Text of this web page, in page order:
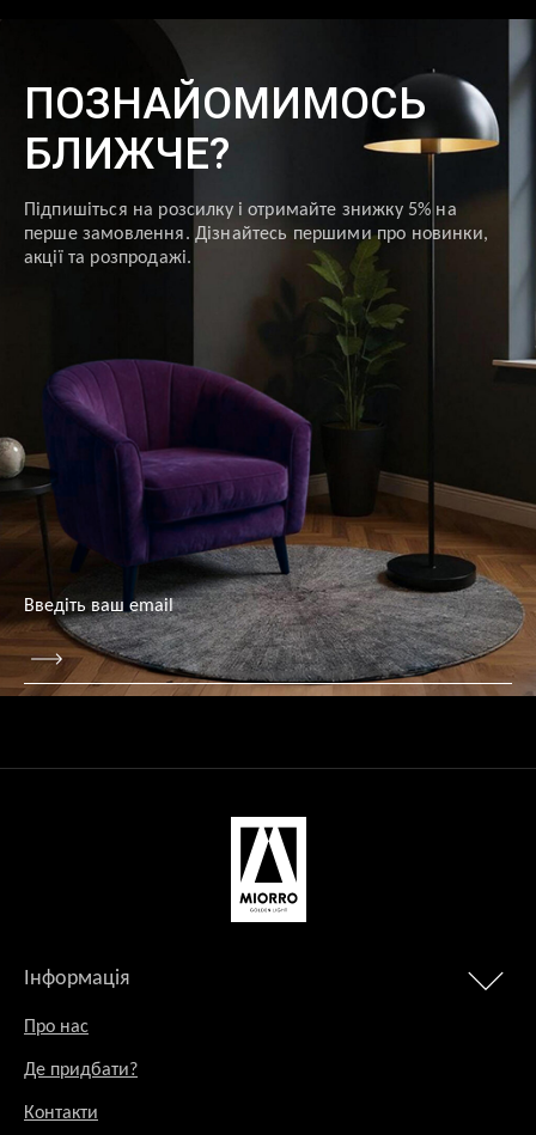
ПОЗНАЙОМИМОСЬ
БЛИЖЧЕ?
Підпишіться на розсилку і отримайте знижку 5% на
перше замовлення. Дізнайтесь першими про новинки,
акції та розпродажі.
Інформація
Про нас
Де придбати?
Контакти